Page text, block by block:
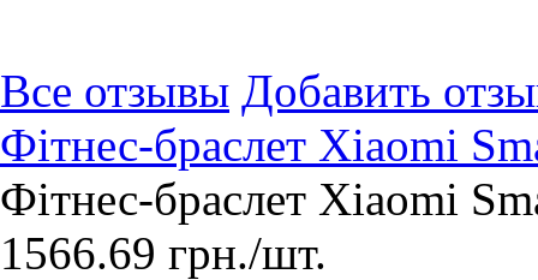
Все отзывы Добавить
Фітнес-браслет Xiaomi
Фітнес-браслет Xiaomi
1566.69 грн./шт.